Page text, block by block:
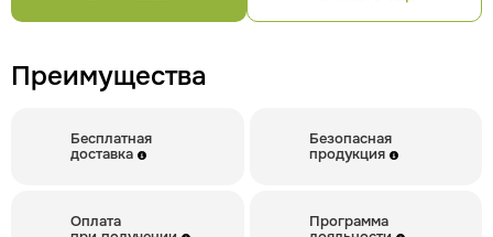
Преимущества
Бесплатная
доставка
Безопасная
продукция
Оплата
Программа